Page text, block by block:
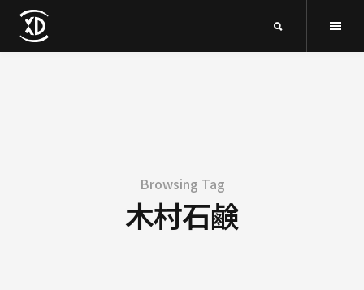
Browsing Tag
木村石鹸